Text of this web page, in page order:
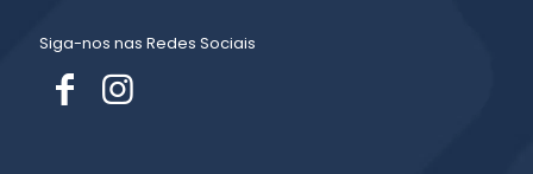
Siga-nos nas Redes Sociais